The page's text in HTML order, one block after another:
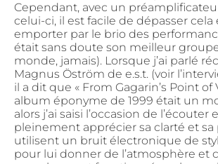
Cependant, avec un
celui-ci, il est facile de dépasser cela
emporter par le brio des
était sans doute son meilleur
monde, jamais). Lorsque j’ai parlé
Magnus Öström de e.s.t. (voir
il a dit que « From Gagarin’s Point of
album éponyme de 1999 était un
alors j’ai saisi l’occasion de l’écouter
pleinement apprécier sa clarté et sa
utilisent un bruit électronique de
pour lui donner de l’atmosphère et